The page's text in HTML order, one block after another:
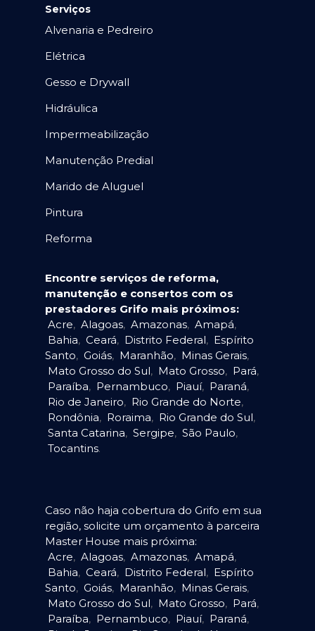
Serviços
Alvenaria e Pedreiro
Elétrica
Gesso e Drywall
Hidráulica
Impermeabilização
Manutenção Predial
Marido de Aluguel
Pintura
Reforma
Encontre serviços de reforma,
manutenção e consertos com os
prestadores Grifo mais próximos:
Acre, Alagoas, Amazonas, Amapá,
Bahia, Ceará, Distrito Federal, Espírito
Santo, Goiás, Maranhão, Minas Gerais,
Mato Grosso do Sul, Mato Grosso, Pará,
Paraíba, Pernambuco, Piauí, Paraná,
Rio de Janeiro, Rio Grande do Norte,
Rondônia, Roraima, Rio Grande do Sul,
Santa Catarina, Sergipe, São Paulo,
Tocantins.
Caso não haja cobertura do Grifo em sua
região, solicite um orçamento à parceira
Master House mais próxima:
Acre, Alagoas, Amazonas, Amapá,
Bahia, Ceará, Distrito Federal, Espírito
Santo, Goiás, Maranhão, Minas Gerais,
Mato Grosso do Sul, Mato Grosso, Pará,
Paraíba, Pernambuco, Piauí, Paraná,